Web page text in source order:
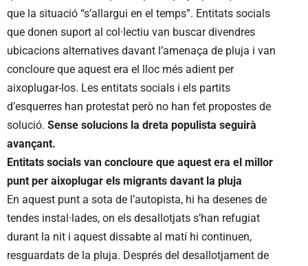
que la situació “s’allargui en el temps”. Entitats socials
que donen suport al col·lectiu van buscar divendres
ubicacions alternatives davant l’amenaça de pluja i van
concloure que aquest era el lloc més adient per
aixoplugar-los. Les entitats socials i els partits
d’esquerres han protestat però no han fet propostes de
solució. Sense solucions la dreta populista seguirà
avançant.
Entitats socials van concloure que aquest era el millor
punt per aixoplugar els migrants davant la pluja
En aquest punt a sota de l’autopista, hi ha desenes de
tendes instal·lades, on els desallotjats s’han refugiat
durant la nit i aquest dissabte al matí hi continuen,
resguardats de la pluja. Després del desallotjament de